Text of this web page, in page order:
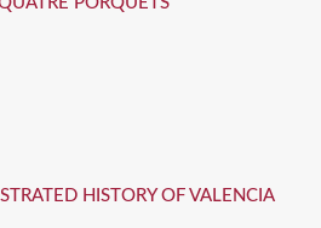
HISTORY OF VALENCIA